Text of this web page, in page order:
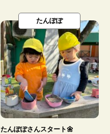
たんぽぽ
たんぽぽさんスタート🌼